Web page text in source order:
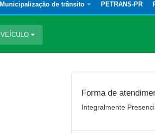
Municipalização de trânsito PETRANS-PR
VEÍCULO
Forma de
Integralmente